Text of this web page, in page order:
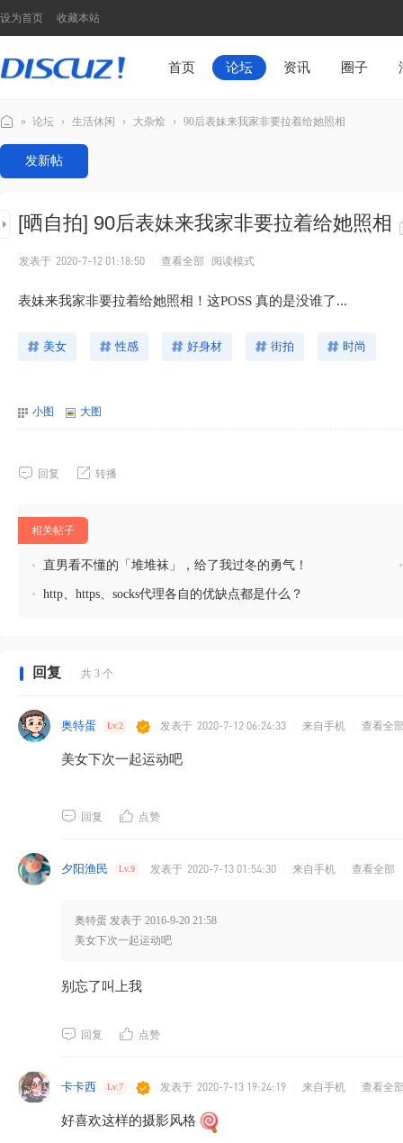
设为首页 收藏本站
首页 论坛 资讯 圈子
Di
sc
z!
» 论坛 › 生活休闲 › 大杂烩 › 90后表妹来我家非要拉着给她照相
发新帖
[晒自拍] 90后表妹来我家非要拉着给她照相
发表于 2020-7-12 01:18:50 查看全部 阅读模式
表妹来我家非要拉着给她照相！这POSS 真的是没谁了...
美女 性感 好身材 街拍 时尚
小图 大图
回复 转播
相关帖子
• 直男看不懂的「堆堆袜」，给了我过冬的勇气！
• http、https、socks代理各自的优缺点都是什么？
回复 共 3 个
奥特蛋 Lv.2 发表于 2020-7-12 06:24:33 来自手机 查看全
美女下次一起运动吧
回复 点赞
夕阳渔民 Lv.9 发表于 2020-7-13 01:54:30 来自手机 查看全部
奥特蛋 发表于 2016-9-20 21:58
美女下次一起运动吧
别忘了叫上我
回复 点赞
卡卡西 Lv.7 发表于 2020-7-13 19:24:19 来自手机 查看全
好喜欢这样的摄影风格